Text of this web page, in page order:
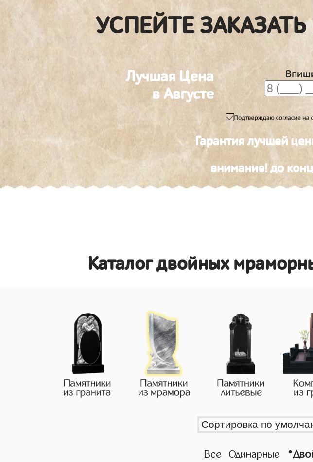
УСПЕЙТЕ
Лучшая Цена
в Августе
Гарантия лучшей
внимание! до
Каталог двойных
Все Одинарные •